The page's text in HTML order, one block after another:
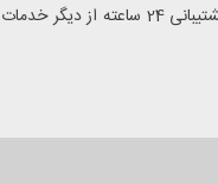
گذاری طبق نرخ قیمت گذاری شرکتی و پشتیبانی 24 ساعته از دیگر خدمات